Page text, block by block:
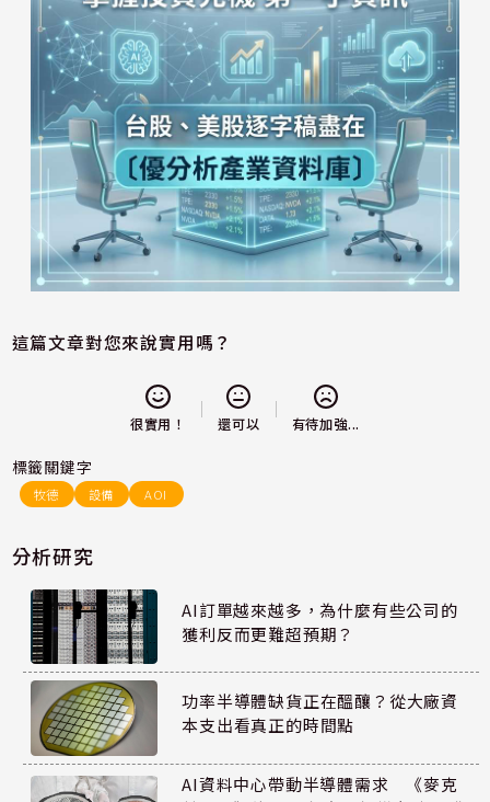
這篇文章對您來說實用嗎？
很實用！ 還可以 有待加強...
標籤關鍵字
牧德 設備 AOI
分析研究
AI訂單越來越多，為什麼有些公司的
獲利反而更難超預期？
功率半導體缺貨正在醞釀？從大廠資
本支出看真正的時間點
AI資料中心帶動半導體需求 《麥克